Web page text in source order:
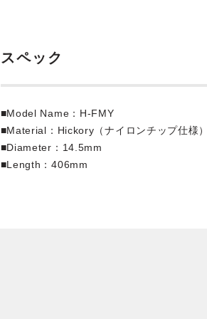
スペック
■Model Name：H-FMY
■Material：Hickory（ナイロンチップ仕様
■Diameter：14.5mm
■Length：406mm